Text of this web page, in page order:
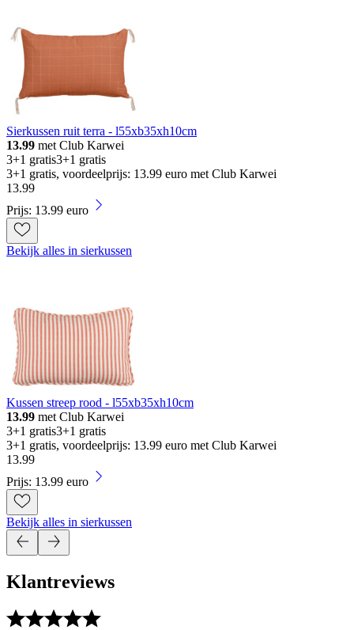
Sierkussen ruit terra - l55xb35xh10cm
13.99 met Club Karwei
3+1 gratis3+1 gratis
3+1 gratis, voordeelprijs: 13.99 euro met Club Karwei
13.99
Prijs: 13.99 euro
Bekijk alles in sierkussen
Kussen streep rood - l55xb35xh10cm
13.99 met Club Karwei
3+1 gratis3+1 gratis
3+1 gratis, voordeelprijs: 13.99 euro met Club Karwei
13.99
Prijs: 13.99 euro
Bekijk alles in sierkussen
Klantreviews